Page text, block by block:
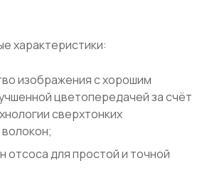
характеристики:
изображения с хорошим
цветопередачей за счёт
сверхтонких
отсоса для простой и точной